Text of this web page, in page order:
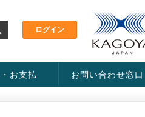
お支払 お問い合わせ窓口